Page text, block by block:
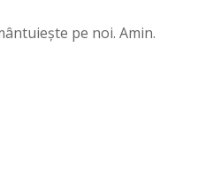
pe noi. Amin.